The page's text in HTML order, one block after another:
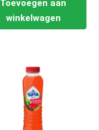
Toevoegen aan
winkelwagen